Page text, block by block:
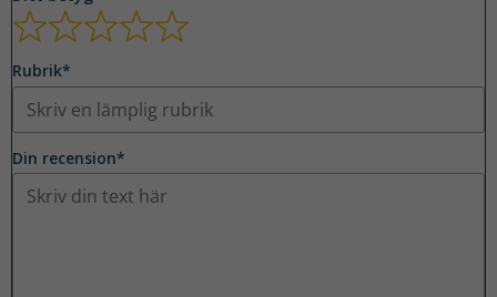
Rubrik*
Din recension*